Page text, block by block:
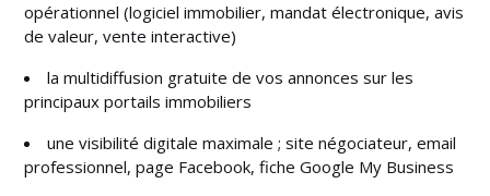
opérationnel (logiciel immobilier, mandat électronique, avis
de valeur, vente interactive)
la multidiffusion gratuite de vos annonces sur les
principaux portails immobiliers
une visibilité digitale maximale ; site négociateur, email
professionnel, page Facebook, fiche Google My Business